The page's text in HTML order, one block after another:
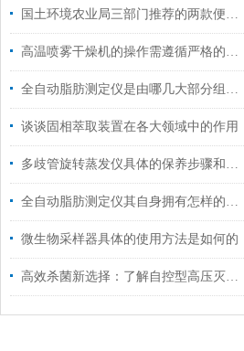
国土环境农业局三部门推荐的两款便携土壤重金属检测仪的检测方法和使用技巧
高温喷雾干燥机的操作需遵循严格的流程
全自动脂肪测定仪是由哪几大部分组成的呢？
谈谈固相萃取装置在各大领域中的作用
多歧管旋转蒸发仪具体的保养步骤和注意事项
全自动脂肪测定仪其自身拥有怎样的特点呢？
微生物采样器具体的使用方法是如何的
高效杀菌新选择：了解自控型高压灭菌锅的多功能应用！